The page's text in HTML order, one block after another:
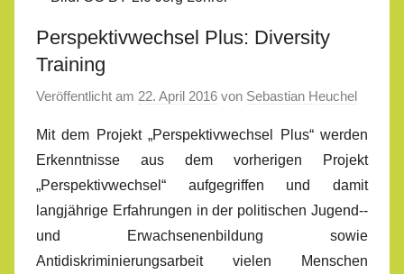
Perspektivwechsel Plus: Diversity
Training
Veröffentlicht am 22. April 2016 von Sebastian Heuchel
Mit dem Projekt „Perspektivwechsel Plus“ werden
Erkenntnisse aus dem vorherigen Projekt
„Perspektivwechsel“ aufgegriffen und damit
langjährige Erfahrungen in der politischen Jugend-­
und Erwachsenenbildung sowie
Antidiskriminierungsarbeit vielen Menschen